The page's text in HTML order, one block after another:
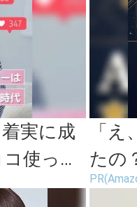
実に成
使って
「
たの
続々